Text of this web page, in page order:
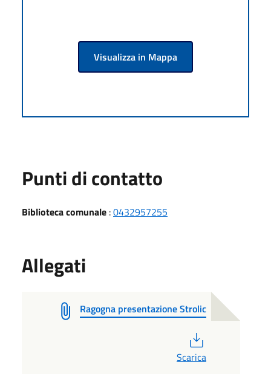
Visualizza in Mappa
Punti di contatto
Biblioteca comunale :0432957255
Allegati
Ragogna presentazione Strolic
Scarica